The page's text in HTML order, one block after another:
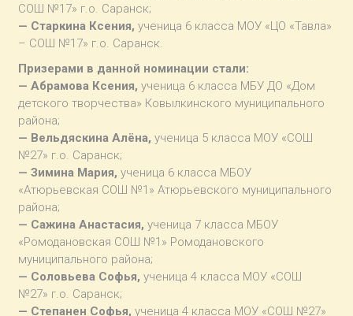
СОШ №17» г.о. Саранск;
— Старкина Ксения, ученица 6 класса МОУ «ЦО «Тавла»
– СОШ №17» г.о. Саранск.
Призерами в данной номинации стали:
— Абрамова Ксения, ученица 6 класса МБУ ДО «Дом
детского творчества» Ковылкинского муниципального
района;
— Вельдяскина Алёна, ученица 5 класса МОУ «СОШ
№27» г.о. Саранск;
— Зимина Мария, ученица 6 класса МБОУ
«Атюрьевская СОШ №1» Атюрьевского муниципального
района;
— Сажина Анастасия, ученица 7 класса МБОУ
«Ромодановская СОШ №1» Ромодановского
муниципального района;
— Соловьева Софья, ученица 4 класса МОУ «СОШ
№27» г.о. Саранск;
— Степанен Софья, ученица 4 класса МОУ «СОШ №27»